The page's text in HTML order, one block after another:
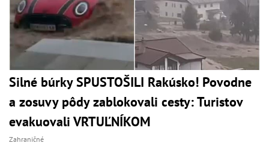
Silné búrky SPUSTOŠILI Rakúsko! Povodne
a zosuvy pôdy zablokovali cesty: Turistov
evakuovali VRTUĽNÍKOM
Zahraničné